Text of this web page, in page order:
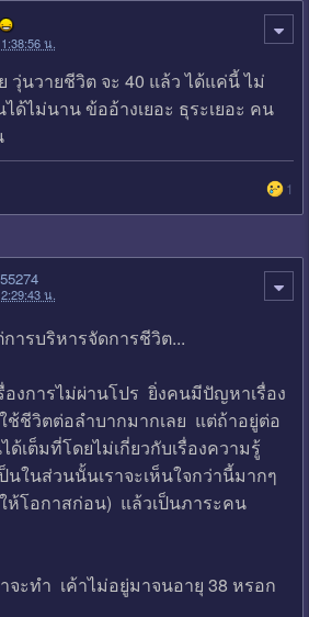
น.
วุ่นวายชีวิต จะ 40 แล้ว ได้แค่นี้ ไม่
ด้ไม่นาน ข้ออ้างเยอะ ธุระเยอะ คน
1
น.
ารบริหารจัดการชีวิต...
องการไม่ผ่านโปร ยิ่งคนมีปัญหาเรื่อง
ช้ชีวิตต่อลำบากมากเลย แต่ถ้าอยู่ต่อ
เต็มที่โดยไม่เกี่ยวกับเรื่องความรู้
นในส่วนนั้นเราจะเห็นใจกว่านี้มากๆ
ห้โอกาสก่อน) แล้วเป็นภาระคน
จะทำ เค้าไม่อยู่มาจนอายุ 38 หรอก